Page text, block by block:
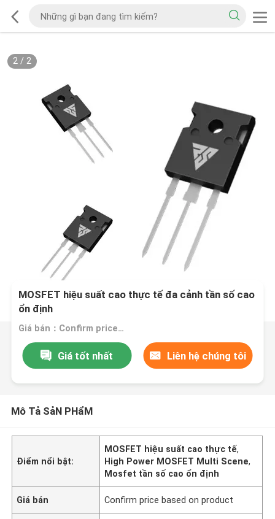
2/ 2
MOSFET hiệu suất cao thực tế đa cảnh tần số cao
ổn định
Giá bán：Confirm price based on product
Giá tốt nhất Liên hệ chúng tôi
Mô Tả SảN PHẩM
Điểm nổi bật:
MOSFET hiệu suất cao thực tế,
High Power MOSFET Multi Scene,
Mosfet tần số cao ổn định
Giá bán Confirm price based on product